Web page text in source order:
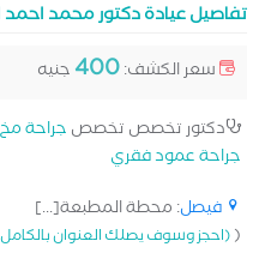
تفاصيل عيادة دكتور محمد
سعر الكشف:400 جنيه
دكتور تخصص تخصص جراحة
جراحة عمود فقري
فيصل: محطة المطبعة[...]
((احجز وسوف يصلك العنوان بالكامل